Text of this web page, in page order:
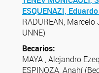
ESQUENAZI,
RADUREAN,
UNNE)
Becarios:
MAYA , Alejandro
ESPINOZA, Anahí